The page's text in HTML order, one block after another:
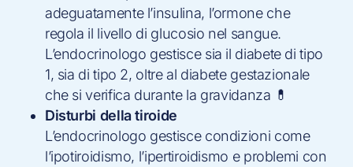
adeguatamente l’insulina, l’ormone che
regola il livello di glucosio nel sangue.
L’endocrinologo gestisce sia il diabete di tipo
1, sia di tipo 2, oltre al diabete gestazionale
che si verifica durante la gravidanza 💊
Disturbi della tiroide
L’endocrinologo gestisce condizioni come
l’ipotiroidismo, l’ipertiroidismo e problemi con